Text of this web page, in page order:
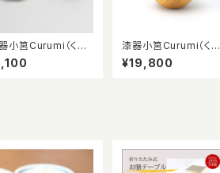
小筥Curumi（くる
用クッション
漆器小筥Curumi（くる
み）ナチュラル マグネ
ットタイプ ※ペット供
¥19,800